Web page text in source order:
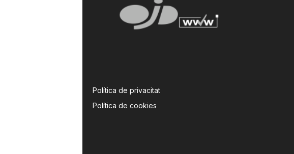
Política de privacitat
Política de cookies